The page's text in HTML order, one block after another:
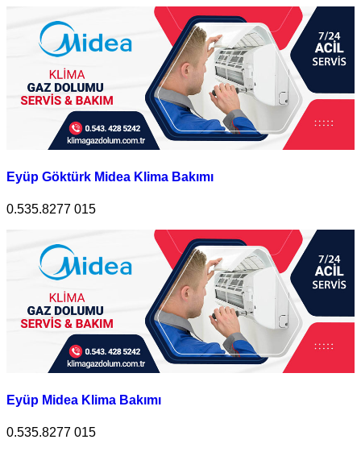
Eyüp Göktürk Midea Klima Bakımı
0.535.8277 015
Eyüp Midea Klima Bakımı
0.535.8277 015